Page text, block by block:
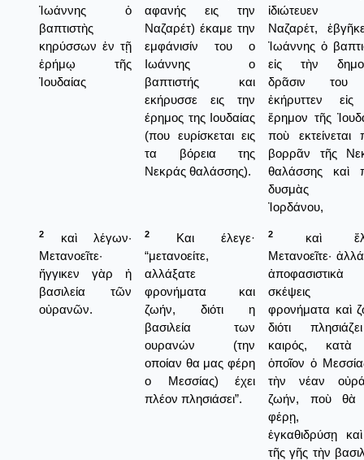
Ἰωάννης ὁ
βαπτιστὴς
κηρύσσων ἐν τῇ
ἐρήμῳ τῆς
Ἰουδαίας
αφανής εις την
Ναζαρέτ) έκαμε την
εμφάνισίν του ο
Ιωάννης ο
βαπτιστής και
εκήρυσσε εις την
έρημος της Ιουδαίας
(που ευρίσκεται εις
τα βόρεια της
Νεκράς θαλάσσης).
ἰδιώτευεν
Ναζαρέτ,
Ἰωάννης ὁ
εἰς τὴν
δρᾶσιν του
ἐκήρυττεν
ἔρημον τῆς
ποὺ εκτείνεται
βορρᾶν τῆς
θαλάσσης καὶ
δυσμὰς
Ἰορδάνου,
2
καὶ λέγων·
Μετανοεῖτε·
ἤγγικεν γὰρ ἡ
βασιλεία τῶν
οὐρανῶν.
2
Και έλεγε·
“μετανοείτε,
αλλάξατε
φρονήματα και
ζωήν, διότι η
βασιλεία των
ουρανών (την
οποίαν θα μας φέρη
ο Μεσσίας) έχει
πλέον πλησιάσει”.
2
καὶ
Μετανοεῖτε·
ἀποφασιστικὰ
σκέψεις
φρονήματα καὶ
διότι
καιρός, κατὰ
ὁποῖον ὁ
τὴν νέαν
ζωήν, ποὺ θὰ
φέρῃ,
ἐγκαθιδρύσῃ
τῆς γῆς τὴν